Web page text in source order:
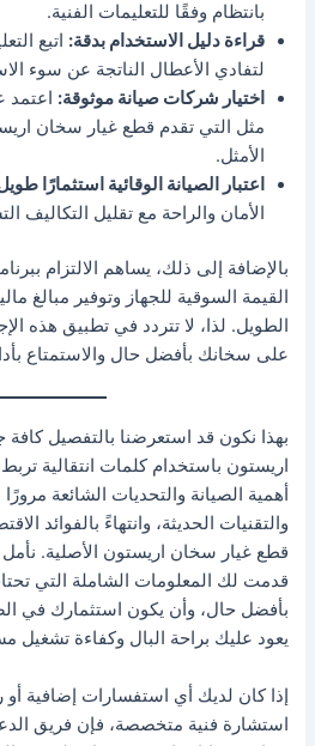
بانتظام وفقًا للتعليمات الفنية.
قراءة دليل الاستخدام بدقة: اتبع
لتفادي الأعطال الناتجة عن سوء
اختيار شركات صيانة موثوقة:
مثل التي تقدم قطع غيار سخان
الأمثل.
اعتبار الصيانة الوقائية استثمارًا
الأمان والراحة مع تقليل التكاليف
بالإضافة إلى ذلك، يساهم الالتزام
القيمة السوقية للجهاز وتوفير مبالغ
الطويل. لذا، لا تتردد في تطبيق هذه
على سخانك بأفضل حال والاستمتاع
بهذا نكون قد استعرضنا بالتفصيل
اريستون باستخدام كلمات انتقالية
أهمية الصيانة والتحديات الشائعة مرورًا
والتقنيات الحديثة، وانتهاءً بالفوائد
قطع غيار سخان اريستون الأصلية.
قدمت لك المعلومات الشاملة التي
بأفضل حال، وأن يكون استثمارك في
يعود عليك براحة البال وكفاءة تشغيل
إذا كان لديك أي استفسارات إضافية
استشارة فنية متخصصة، فإن فريق